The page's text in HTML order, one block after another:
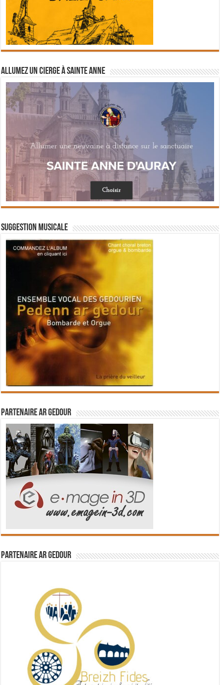
Allumez un cierge à Sainte Anne
Suggestion musicale
Partenaire Ar Gedour
Partenaire Ar Gedour